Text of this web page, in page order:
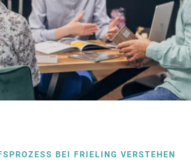
BEI FRIELING VERSTEHEN